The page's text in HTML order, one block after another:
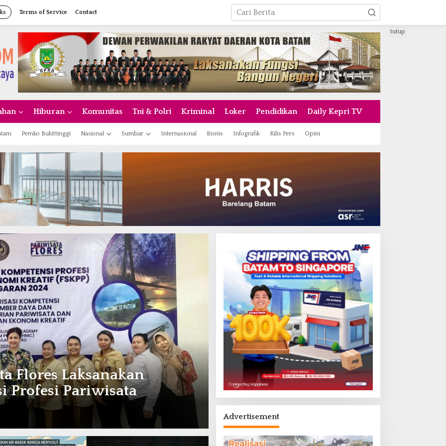
Terms of Service Contact
Hiburan Komunitas Tni & Polri Kriminal Loker Pendidikan Daily Kepri TV
Pemko Bukittinggi Nasional Sumbar Internasional Bisnis Infografik Rilis Pers Opini
tutup
Flores Laksanakan
Profesi Pariwisata
Advertisement